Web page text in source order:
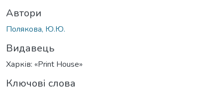
Автори
Полякова, Ю.Ю.
Видавець
Харків: «Print House»
Ключові слова